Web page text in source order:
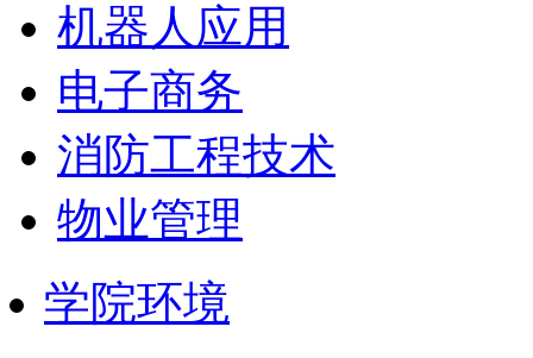
机器人应用
电子商务
消防工程技术
物业管理
学院环境